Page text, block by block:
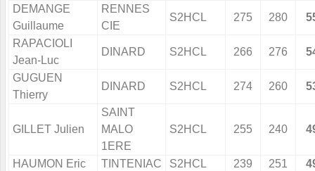
DEMANGE
Guillaume
RENNES
CIE
S2HCL 275 280
RAPACIOLI
Jean-Luc
DINARD S2HCL 266 276
GUGUEN
Thierry
DINARD S2HCL 274 260
GILLET Julien
SAINT
MALO
1ERE
S2HCL 255 240
HAUMON Eric TINTENIAC S2HCL 239 251